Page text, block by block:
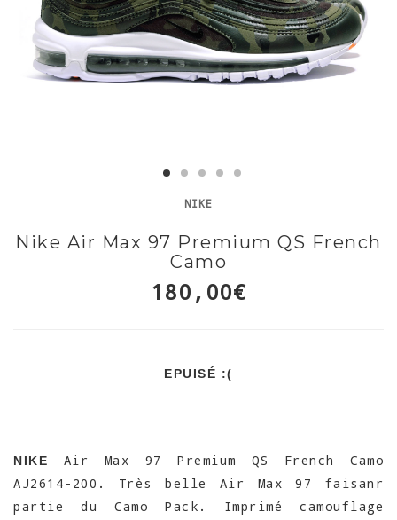
NIKE
Nike Air Max 97 Premium QS French
Camo
180,00€
EPUISÉ :(
NIKE
Air Max 97 Premium QS French Camo
AJ2614-200. Très belle Air Max 97 faisanr
partie du Camo Pack. Imprimé camouflage